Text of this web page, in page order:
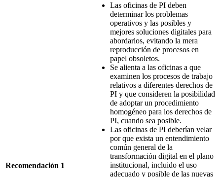
Recomendación 1
Las oficinas de PI deben
determinar los problemas
operativos y las posibles y
mejores soluciones digitales para
abordarlos, evitando la mera
reproducción de procesos en
papel obsoletos.
Se alienta a las oficinas a que
examinen los procesos de trabajo
relativos a diferentes derechos de
PI y que consideren la posibilidad
de adoptar un procedimiento
homogéneo para los derechos de
PI, cuando sea posible.
Las oficinas de PI deberían velar
por que exista un entendimiento
común general de la
transformación digital en el plano
institucional, incluido el uso
adecuado y posible de las nuevas